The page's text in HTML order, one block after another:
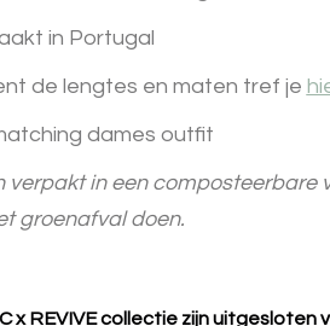
in Portugal
de lengtes en maten tref je
dames outfit
verpakt in een composteerbare
groenafval doen.
x REVIVE collectie zijn uitgesloten